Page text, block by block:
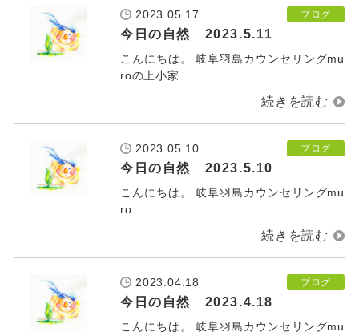
2023.05.17 ブログ
今日の自然 2023.5.11
こんにちは。 岐阜羽島カウンセリングmu
roの上小家…
2023.05.10 ブログ
今日の自然 2023.5.10
こんにちは。 岐阜羽島カウンセリングmu
ro…
2023.04.18 ブログ
今日の自然 2023.4.18
こんにちは。 岐阜羽島カウンセリングmu